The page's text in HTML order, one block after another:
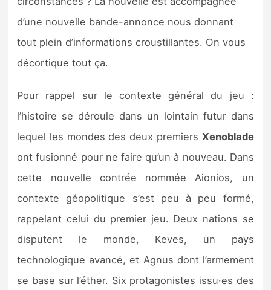
Bons plans
d’une nouvelle bande-annonce nous donnant
tout plein d’informations croustillantes. On vous
décortique tout ça.
Pour rappel sur le contexte général du jeu :
l’histoire se déroule dans un lointain futur dans
lequel les mondes des deux premiers Xenoblade
ont fusionné pour ne faire qu’un à nouveau. Dans
cette nouvelle contrée nommée Aionios, un
contexte géopolitique s’est peu à peu formé,
rappelant celui du premier jeu. Deux nations se
disputent le monde, Keves, un pays
technologique avancé, et Agnus dont l’armement
se base sur l’éther. Six protagonistes issu·es des